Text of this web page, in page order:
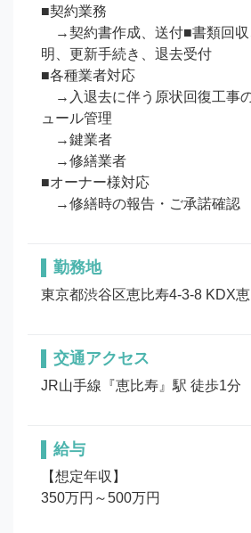
■契約業務
→契約書作成、送付■書類回収
明、更新手続き、退去受付
■各種業者対応
→入退去に伴う原状回復工事
ュール管理
→鍵業者
→修繕業者
■オーナー様対応
→修繕時の報告・ご承諾確認
勤務地
東京都渋谷区恵比寿4-3-8 KDX
交通アクセス
JR山手線『恵比寿』駅 徒歩1分
給与
【想定年収】
350万円～500万円